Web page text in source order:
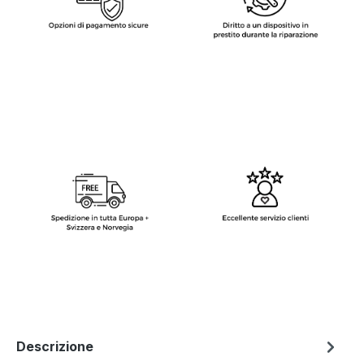
Descrizione